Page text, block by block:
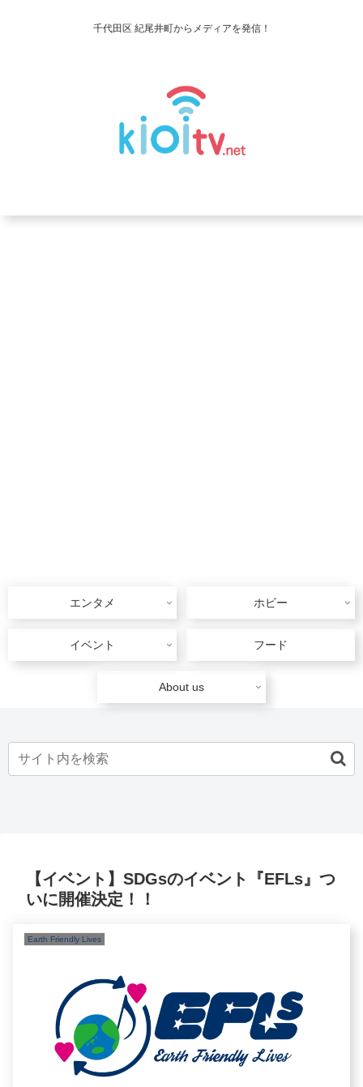
千代田区 紀尾井町からメディアを発信！
エンタメ ホビー
イベント フード
About us
【イベント】SDGsのイベント『EFLs』つ
いに開催決定！！
Earth Friendly Lives